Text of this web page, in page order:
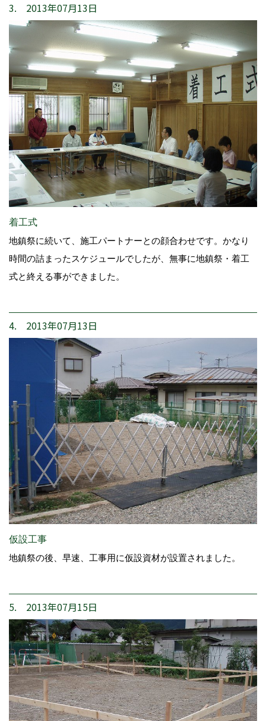
3. 2013年07月13日
着工式
地鎮祭に続いて、施工パートナーとの顔合わせです。かなり
時間の詰まったスケジュールでしたが、無事に地鎮祭・着工
式と終える事ができました。
4. 2013年07月13日
仮設工事
地鎮祭の後、早速、工事用に仮設資材が設置されました。
5. 2013年07月15日